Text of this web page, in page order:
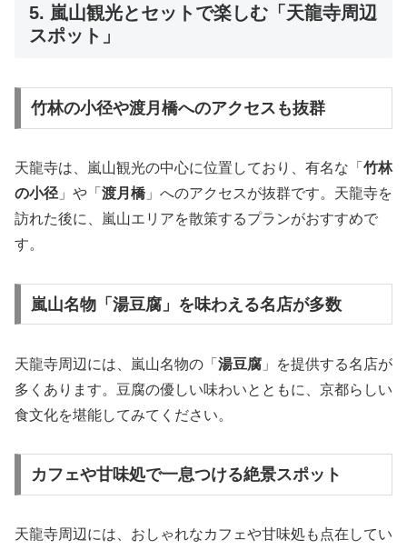
5. 嵐山観光とセットで楽しむ「天龍寺周辺
スポット」
竹林の小径や渡月橋へのアクセスも抜群
天龍寺は、嵐山観光の中心に位置しており、有名な「 竹林
の小径 」や「 渡月橋」へのアクセスが抜群です。天龍寺を
訪れた後に、嵐山エリアを散策するプランがおすすめで
す。
嵐山名物「湯豆腐」を味わえる名店が多数
天龍寺周辺には、嵐山名物の「 湯豆腐 」を提供する名店が
多くあります。豆腐の優しい味わいとともに、京都らしい
食文化を堪能してみてください。
カフェや甘味処で一息つける絶景スポット
天龍寺周辺には、おしゃれなカフェや甘味処も点在してい